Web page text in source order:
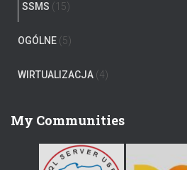
SSMS (15)
OGÓLNE (5)
WIRTUALIZACJA (4)
My Communities